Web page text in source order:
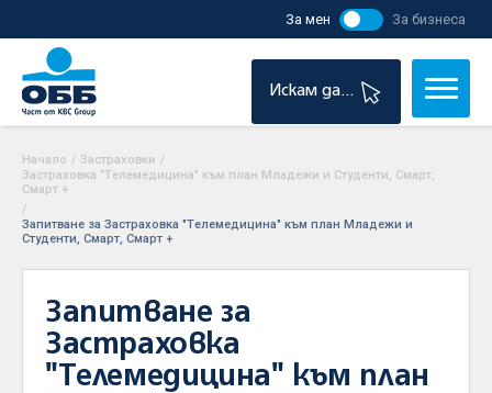
За мен За бизнеса
Искам да...
Начало / Застраховки /
Застраховка "Tелемедицина" към план Младежи и Студенти, Смарт,
Смарт +
/
Запитване за Застраховка "Tелемедицина" към план Младежи и
Студенти, Смарт, Смарт +
Запитване за
Застраховка
"Tелемедицина" към план